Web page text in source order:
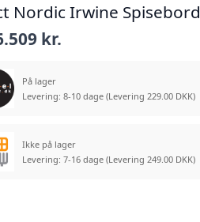
Nordic Irwine Spisebord
kr.
På lager
Levering: 8-10 dage(Levering 229.00 DKK)
Ikke på lager
Levering: 7-16 dage(Levering 249.00 DKK)